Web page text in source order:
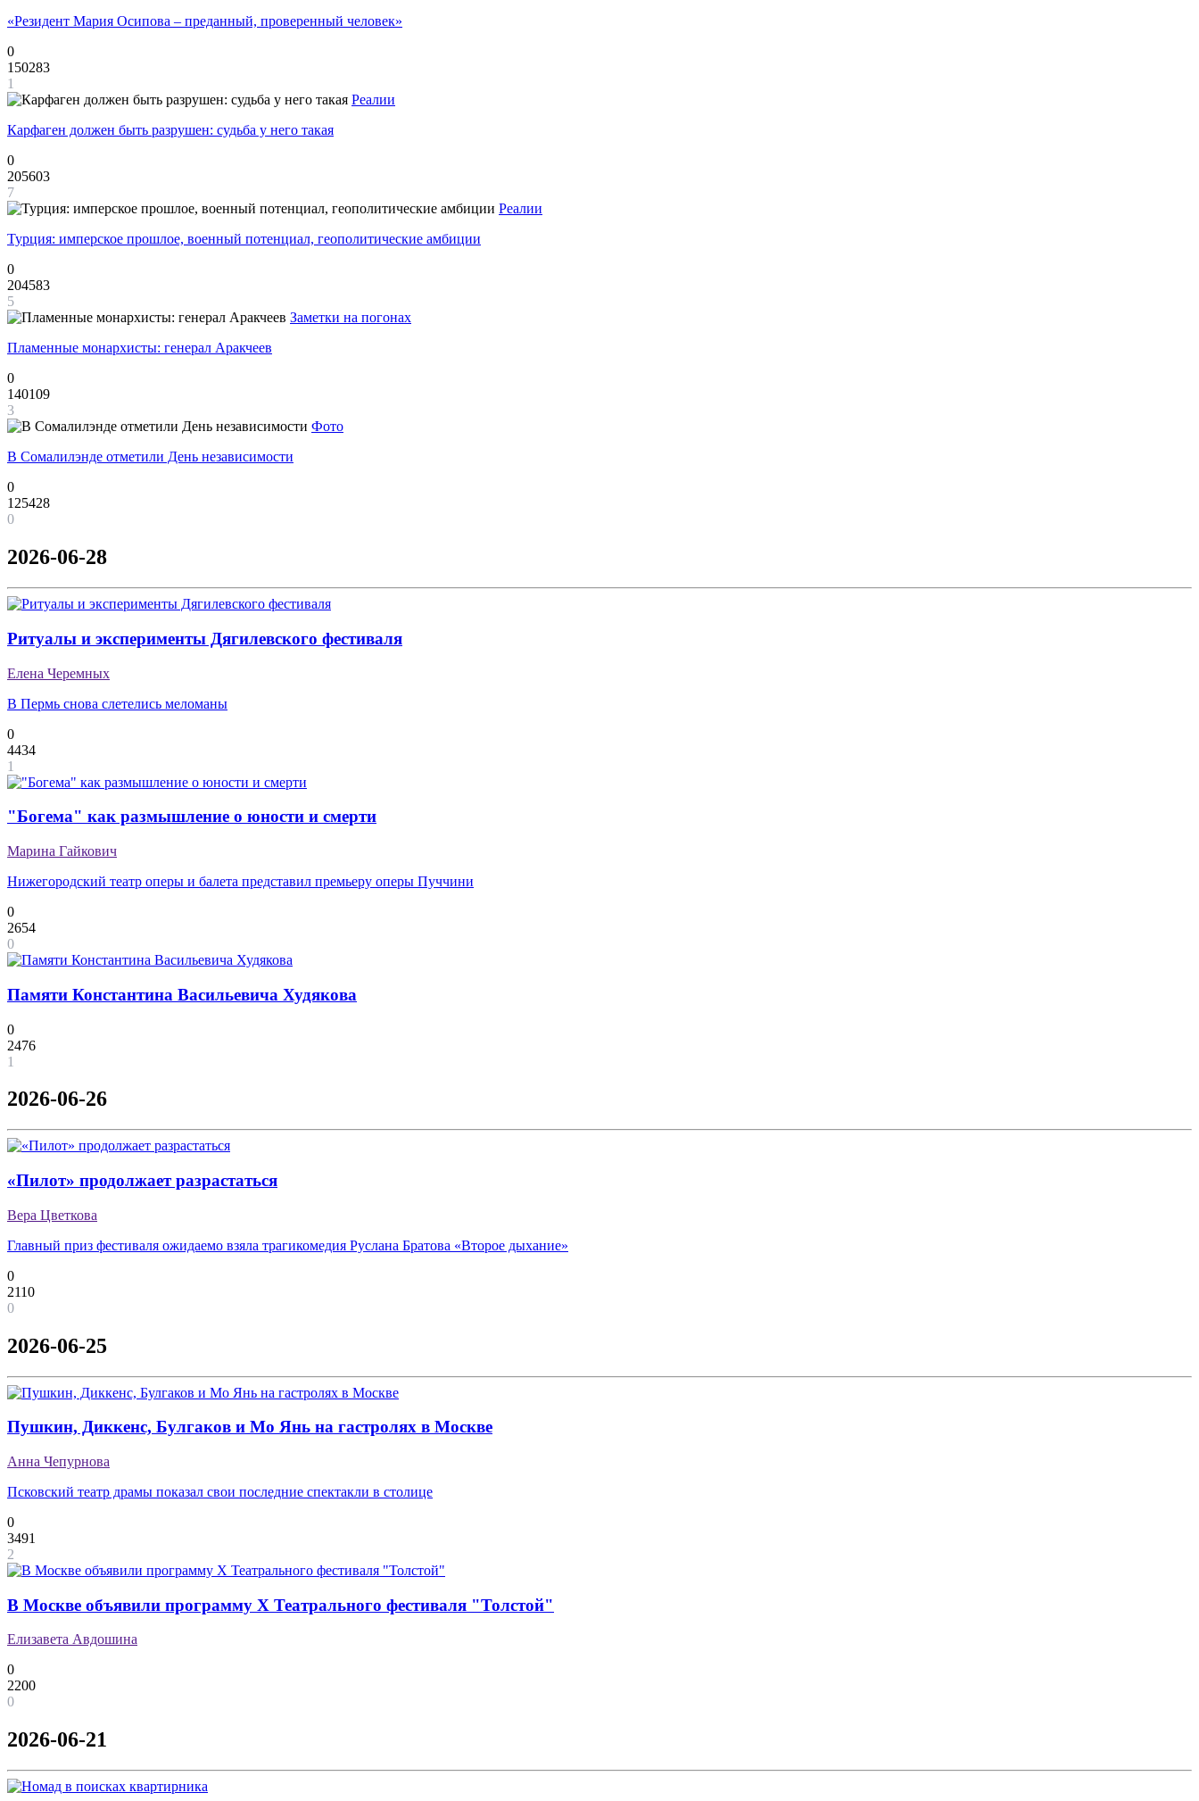
«Резидент Мария Осипова – преданный, проверенный человек»
0
150283
1
Реалии
Карфаген должен быть разрушен: судьба у него такая
0
205603
7
Реалии
Турция: имперское прошлое, военный потенциал, геополитические амбиции
0
204583
5
Заметки на погонах
Пламенные монархисты: генерал Аракчеев
0
140109
3
Фото
В Сомалилэнде отметили День независимости
0
125428
0
2026-06-28
Ритуалы и эксперименты Дягилевского фестиваля
Елена Черемных
В Пермь снова слетелись меломаны
0
4434
1
"Богема" как размышление о юности и смерти
Марина Гайкович
Нижегородский театр оперы и балета представил премьеру оперы Пуччини
0
2654
0
Памяти Константина Васильевича Худякова
0
2476
1
2026-06-26
«Пилот» продолжает разрастаться
Вера Цветкова
Главный приз фестиваля ожидаемо взяла трагикомедия Руслана Братова «Второе дыхание»
0
2110
0
2026-06-25
Пушкин, Диккенс, Булгаков и Мо Янь на гастролях в Москве
Анна Чепурнова
Псковский театр драмы показал свои последние спектакли в столице
0
3491
2
В Москве объявили программу Х Театрального фестиваля "Толстой"
Елизавета Авдошина
0
2200
0
2026-06-21